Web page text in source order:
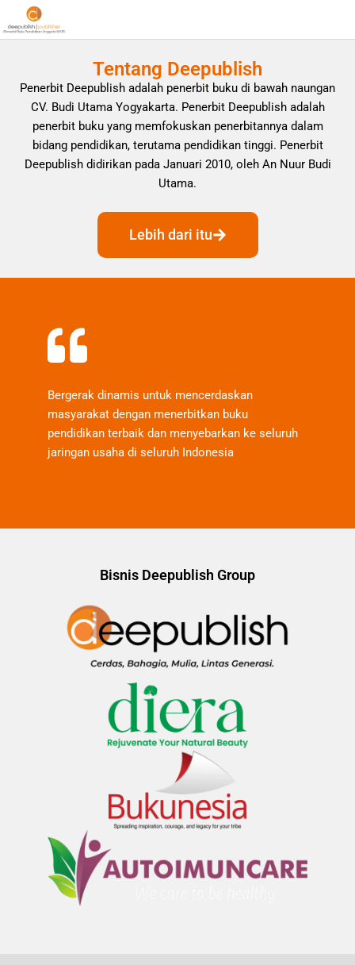
Tentang Deepublish
Penerbit Deepublish adalah penerbit buku di bawah naungan
CV. Budi Utama Yogyakarta. Penerbit Deepublish adalah
penerbit buku yang memfokuskan penerbitannya dalam
bidang pendidikan, terutama pendidikan tinggi. Penerbit
Deepublish didirikan pada Januari 2010, oleh An Nuur Budi
Utama.
Lebih dari itu
Bergerak dinamis untuk mencerdaskan
masyarakat dengan menerbitkan buku
pendidikan terbaik dan menyebarkan ke seluruh
jaringan usaha di seluruh Indonesia
Bisnis Deepublish Group